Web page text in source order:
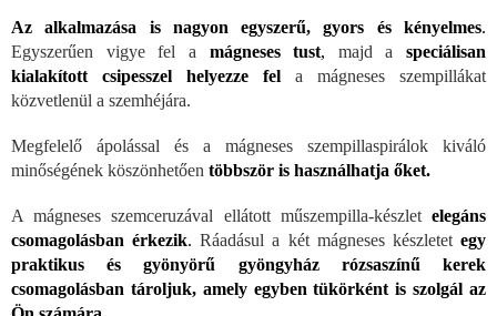
Az alkalmazása is nagyon egyszerű, gyors és kényelmes.
Egyszerűen vigye fel a mágneses tust, majd a speciálisan
kialakított csipesszel helyezze fel a mágneses szempillákat
közvetlenül a szemhéjára.
Megfelelő ápolással és a mágneses szempillaspirálok kiváló
minőségének köszönhetően többször is használhatja őket.
A mágneses szemceruzával ellátott műszempilla-készlet elegáns
csomagolásban érkezik. Ráadásul a két mágneses készletetegy
praktikus és gyönyörű gyöngyház rózsaszínű kerek
csomagolásban tároljuk, amely egyben tükörként is szolgál az